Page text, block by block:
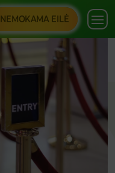
NEMOKAMA EILĖ